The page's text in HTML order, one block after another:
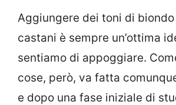
Aggiungere dei toni di
castani è sempre un’ottima
sentiamo di appoggiare.
cose, però, va fatta
e dopo una fase iniziale di